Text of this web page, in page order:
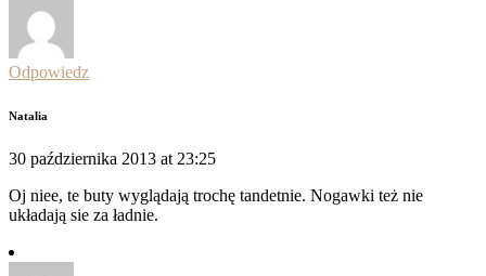
Odpowiedz
Natalia
30 października 2013 at 23:25
Oj niee, te buty wyglądają trochę tandetnie. Nogawki też nie
układają sie za ładnie.